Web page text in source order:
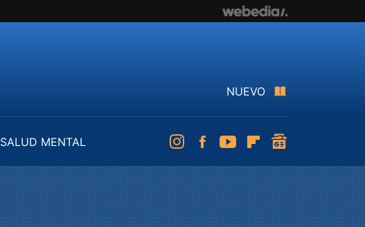
NUEVO
SALUD MENTAL
InstagramFacebookYoutubeFlipboard